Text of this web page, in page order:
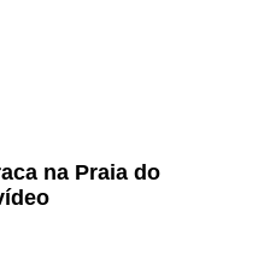
na Praia do